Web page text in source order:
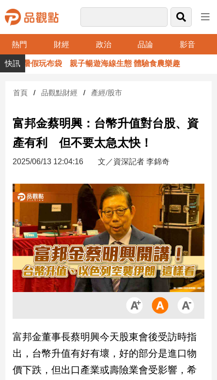
熱門 財經 政治 品論 影音
品
觀
財
台
財
新
產
經/
市
房
地
產
品
政
治
政
治
暑假玩布袋 親子暢遊海線生態 體驗食農樂趣
首頁 品觀點財經 產經/股市
富邦金蔡明興：台幣升值對台股、資
產有利 但不要太急太快！
2025/06/13 12:04:16 文／資深記者 李錦奇
富邦金董事長蔡明興今天股東會後受訪時指
出，台幣升值有好有壞，好的部分是進口物
價下跌，但出口產業或壽險業會受影響，希